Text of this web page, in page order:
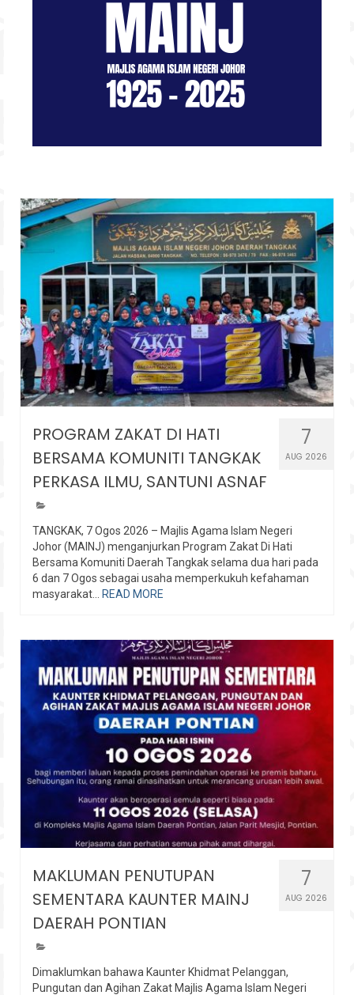
7
AUG 2026
PROGRAM ZAKAT DI HATI
BERSAMA KOMUNITI TANGKAK
PERKASA ILMU, SANTUNI ASNAF
TANGKAK, 7 Ogos 2026 – Majlis Agama Islam Negeri
Johor (MAINJ) menganjurkan Program Zakat Di Hati
Bersama Komuniti Daerah Tangkak selama dua hari pada
6 dan 7 Ogos sebagai usaha memperkukuh kefahaman
masyarakat...
READ MORE
7
AUG 2026
MAKLUMAN PENUTUPAN
SEMENTARA KAUNTER MAINJ
DAERAH PONTIAN
Dimaklumkan bahawa Kaunter Khidmat Pelanggan,
Pungutan dan Agihan Zakat Majlis Agama Islam Negeri